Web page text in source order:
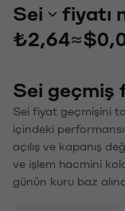
Sei
fiyatı
₺2,64≈
Sei geçmiş
Sei fiyat geçmişini
içindeki
açılış ve kapanış
ve işlem hacmini
günün kuru baz